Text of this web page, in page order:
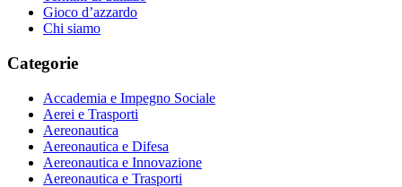
Gioco d’azzardo
Chi siamo
Categorie
Accademia e Impegno Sociale
Aerei e Trasporti
Aereonautica
Aereonautica e Difesa
Aereonautica e Innovazione
Aereonautica e Trasporti